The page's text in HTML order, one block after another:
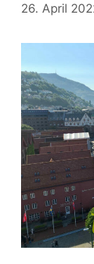
26. April